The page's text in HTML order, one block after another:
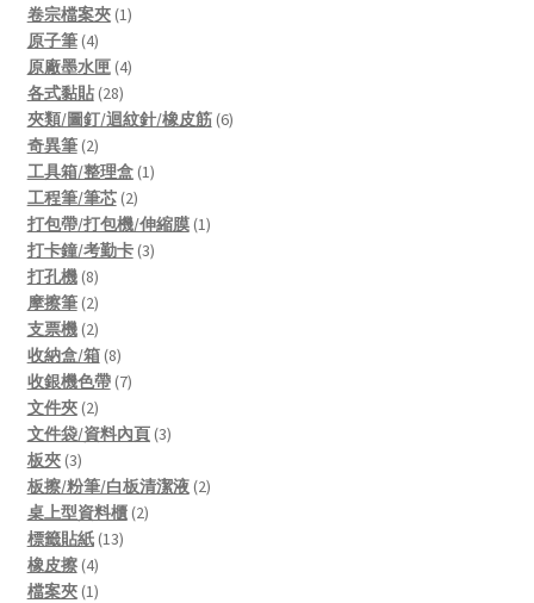
卷宗檔案夾 11
原子筆 44
products
原廠墨水匣 44
各式黏貼 2828
products
夾類/圖釘/迴紋針/橡皮筋 66
奇異筆 22
products
工具箱/整理盒 11
工程筆/筆芯 22
products
打包帶/打包機/伸縮膜 11
打卡鐘/考勤卡 33
打孔機 88
products
摩擦筆 22
products
支票機 22
products
收納盒/箱 88
products
收銀機色帶 77
文件夾 22
products
文件袋/資料內頁 33
板夾 33
products
板擦/粉筆/白板清潔液 22
桌上型資料櫃 22
標籤貼紙 1313
橡皮擦 44
products
檔案夾 11